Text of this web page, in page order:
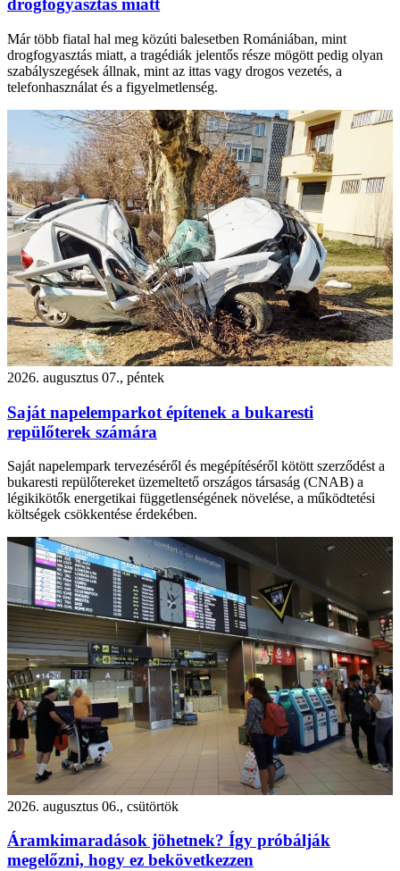
drogfogyasztás miatt
Már több fiatal hal meg közúti balesetben Romániában, mint
drogfogyasztás miatt, a tragédiák jelentős része mögött pedig olyan
szabályszegések állnak, mint az ittas vagy drogos vezetés, a
telefonhasználat és a figyelmetlenség.
2026. augusztus 07., péntek
Saját napelemparkot építenek a bukaresti
repülőterek számára
Saját napelempark tervezéséről és megépítéséről kötött szerződést a
bukaresti repülőtereket üzemeltető országos társaság (CNAB) a
légikikötők energetikai függetlenségének növelése, a működtetési
költségek csökkentése érdekében.
2026. augusztus 06., csütörtök
Áramkimaradások jöhetnek? Így próbálják
megelőzni, hogy ez bekövetkezzen